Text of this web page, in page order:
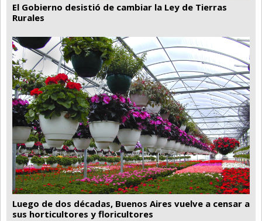
El Gobierno desistió de cambiar la Ley de Tierras
Rurales
Luego de dos décadas, Buenos Aires vuelve a censar a
sus horticultores y floricultores